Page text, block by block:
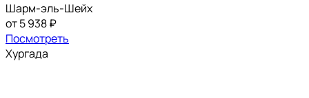
Шарм-эль-Шейх
от 5 938 ₽
Посмотреть
Хургада